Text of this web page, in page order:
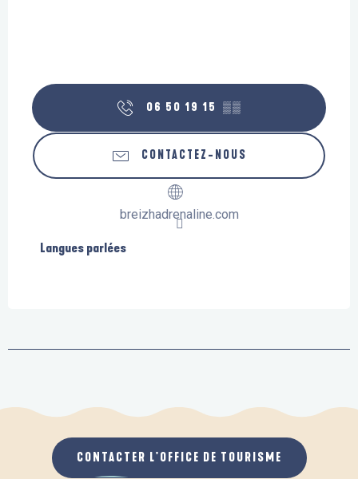
06 50 19 15 ▒▒
CONTACTEZ-NOUS
breizhadrenaline.com
Langues parlées
Langues parlées
CONTACTER L'OFFICE DE TOURISME